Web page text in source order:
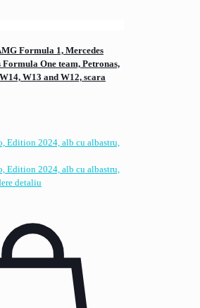
Formula 1, Mercedes
One team, Petronas,
W13 and W12, scara